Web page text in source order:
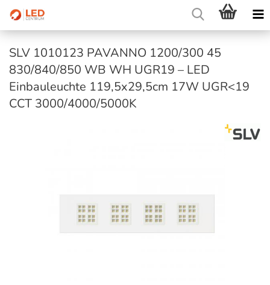
SLV 1010123 PAVANNO 1200/300 45
830/840/850 WB WH UGR19 – LED
Einbauleuchte 119,5x29,5cm 17W UGR<19
CCT 3000/4000/5000K